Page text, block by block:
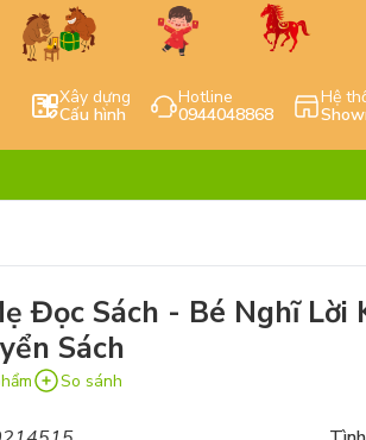
Xây dựng
Cấu hình
Hotline
0944048868
Hệ
Đọc Sách - Bé Nghĩ Lời
Sách
So sánh